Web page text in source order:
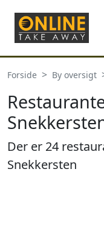
Forside By oversigt
Der er 24
Snekkersten